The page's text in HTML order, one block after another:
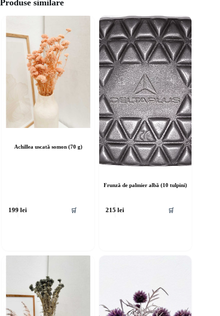
Produse similare
Achillea uscată somon (70 g)
199lei 🛒
Frunză de palmier albă (10 tulpini)
215lei 🛒